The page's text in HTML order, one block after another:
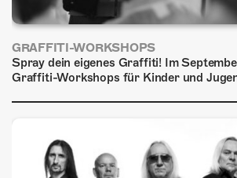
GRAFFITI-WORKSHOPS
Spray dein eigenes Graffiti! Im
Graffiti-Workshops für Kinder und